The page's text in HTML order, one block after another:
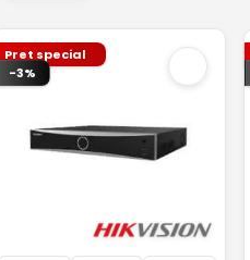
Pret special
-3%